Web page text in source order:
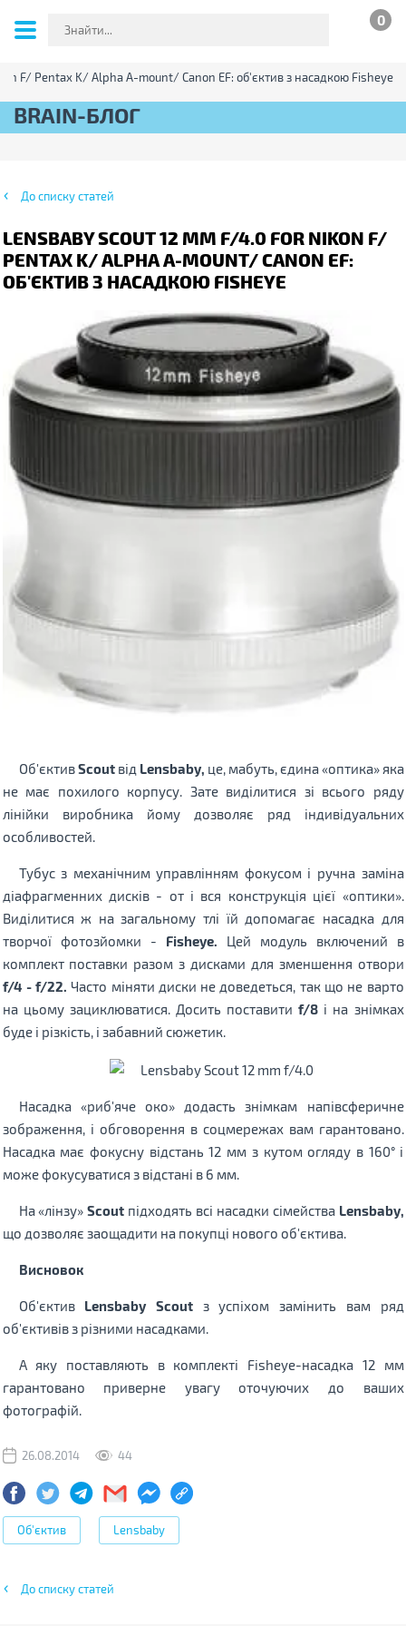
0
F/ Pentax K/ Alpha A-mount/ Canon EF: об'єктив з насадкою Fisheye
BRAIN-БЛОГ
До списку статей
LENSBABY SCOUT 12 MM F/4.0 FOR NIKON F/
PENTAX K/ ALPHA A-MOUNT/ CANON EF:
ОБ'ЄКТИВ З НАСАДКОЮ FISHEYE
Об'єктивScoutвід Lensbaby, це, мабуть, єдина «оптика» яка
не має похилого корпусу. Зате виділитися зі всього ряду
лінійки виробника йому дозволяє ряд індивідуальних
особливостей.
Тубус з механічним управлінням фокусом і ручна заміна
діафрагменних дисків - от і вся конструкція цієї «оптики».
Виділитися ж на загальному тлі їй допомагає насадка для
творчої фотозйомки - Fisheye. Цей модуль включений в
комплект поставки разом з дисками для зменшення отвори
f/4 - f/22. Часто міняти диски не доведеться, так що не варто
на цьому зациклюватися. Досить поставитиf/8 і на знімках
буде і різкість, і забавний сюжетик.
Насадка «риб'яче око» додасть знімкам напівсферичне
зображення, і обговорення в соцмережах вам гарантовано.
Насадка має фокусну відстань 12 мм з кутом огляду в 160° і
може фокусуватися з відстані в 6 мм.
На «лінзу»Scout підходять всі насадки сімейства Lensbaby,
що дозволяє заощадити на покупці нового об'єктива.
Висновок
Об'єктив Lensbaby Scoutз успіхом замінить вам ряд
об'єктивів з різними насадками.
А яку поставляють в комплекті Fisheye-насадка 12 мм
гарантовано приверне увагу оточуючих до ваших
фотографій.
26.08.2014 44
Об'єктив Lensbaby
До списку статей